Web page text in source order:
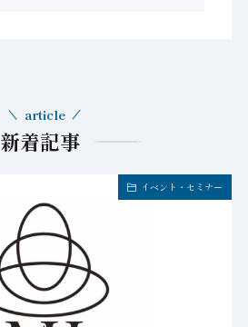
新着記事
article
イベント・セミナー